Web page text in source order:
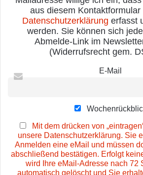
aus diesem
Datenschutzerklärung erfasst
werden. Sie können sich
Abmelde-Link im
(Widerrufsrecht gem.
E-Mail
Mit dem drücken von
unsere Datenschutzerklärung. Sie
Anmelden eine eMail und müssen
abschließend bestätigen. Erfolgt
wird Ihre eMail-Adresse nach 72
automatisch gelöscht und Sie